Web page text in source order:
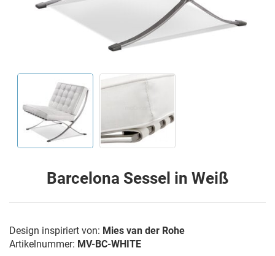
Barcelona Sessel in Weiß
Design inspiriert von: Mies van der Rohe
Artikelnummer: MV-BC-WHITE